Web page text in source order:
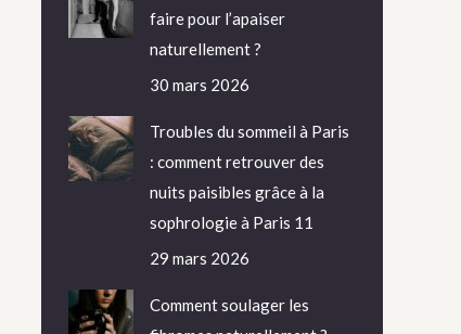
faire pour l’apaiser
naturellement ?
30 mars 2026
Troubles du sommeil à Paris
: comment retrouver des
nuits paisibles grâce à la
sophrologie à Paris 11
29 mars 2026
Comment soulager les